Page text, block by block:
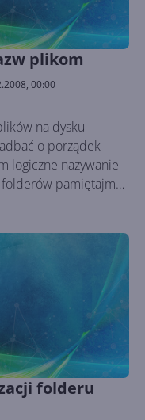
plikom
00:00
na dysku
o porządek
logiczne nazywanie
pamiętajmy,
folderu